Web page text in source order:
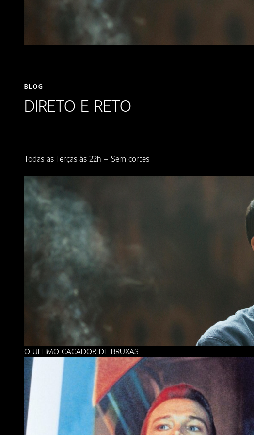
BLOG
DIRETO E RETO
Todas as Terças às 22h – Sem cortes
O ULTIMO CACADOR DE BRUXAS